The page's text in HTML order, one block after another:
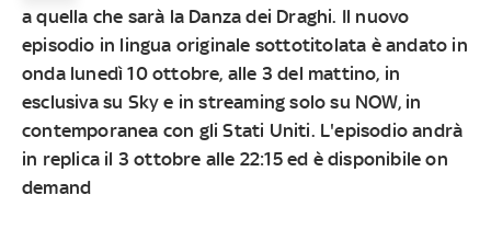
a quella che sarà la Danza dei Draghi. Il nuovo
episodio in lingua originale sottotitolata è andato in
onda lunedì 10 ottobre, alle 3 del mattino, in
esclusiva su Sky e in streaming solo su NOW, in
contemporanea con gli Stati Uniti. L'episodio andrà
in replica il 3 ottobre alle 22:15 ed è disponibile on
demand